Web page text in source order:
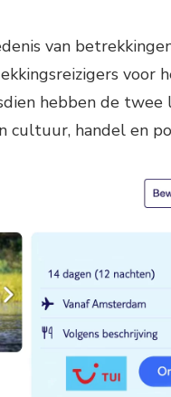
van
voor
hebben de twee
cultuur, handel en